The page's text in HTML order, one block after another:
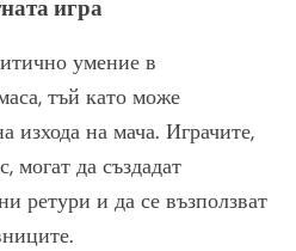
игра
умение в
тъй като може
изхода на мача. Играчите,
могат да създадат
ретури и да се възползват